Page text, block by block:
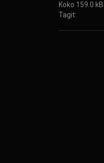
Koko 159.0 kB
Tagit: